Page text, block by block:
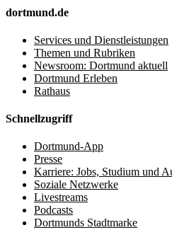
dortmund.de
Services und Dienstleistungen
Themen und Rubriken
Newsroom: Dortmund aktuell
Dortmund Erleben
Rathaus
Schnellzugriff
Dortmund-App
Presse
Karriere: Jobs, Studium und
Soziale Netzwerke
Livestreams
Podcasts
Dortmunds Stadtmarke